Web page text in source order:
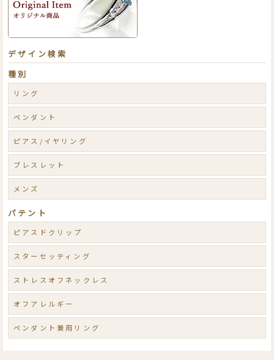
デザイン検索
種別
リング
ペンダント
ピアス/イヤリング
ブレスレット
メンズ
パテント
ピアスドクリップ
スターセッティング
ストレスオフネックレス
オフアレルギー
ペンダント兼用リング